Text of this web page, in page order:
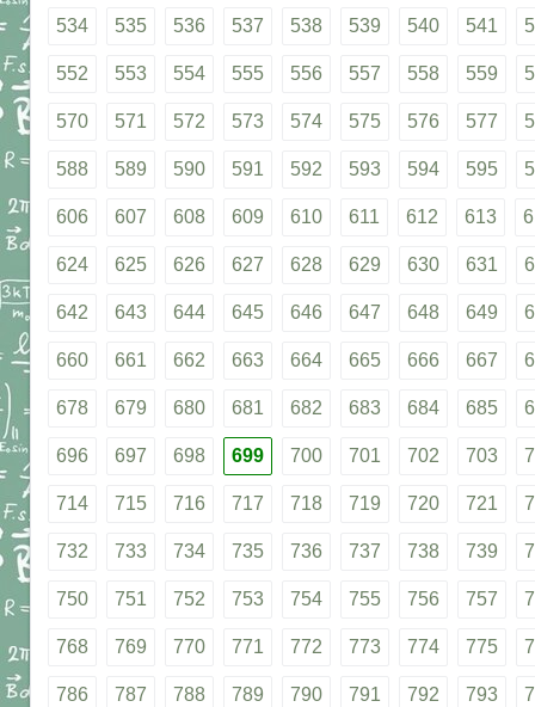
534 535 536 537 538 539 540 541
552 553 554 555 556 557 558 559
570 571 572 573 574 575 576 577
588 589 590 591 592 593 594 595
606 607 608 609 610 611 612 613
624 625 626 627 628 629 630 631
642 643 644 645 646 647 648 649
660 661 662 663 664 665 666 667
678 679 680 681 682 683 684 685
696 697 698 699 700 701 702 703
714 715 716 717 718 719 720 721
732 733 734 735 736 737 738 739
750 751 752 753 754 755 756 757
768 769 770 771 772 773 774 775
786 787 788 789 790 791 792 793